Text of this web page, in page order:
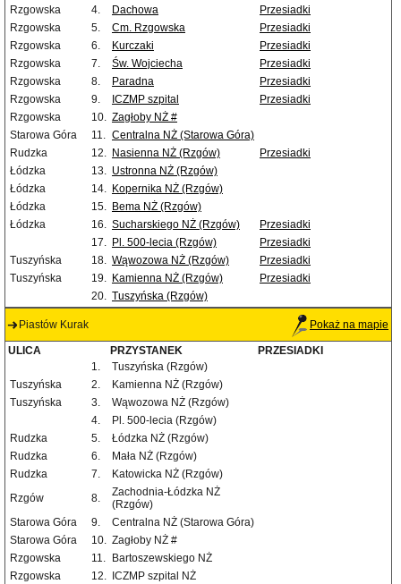
Rzgowska
4. Dachowa
Przesiadki
Rzgowska
5. Cm. Rzgowska
Przesiadki
Rzgowska
6. Kurczaki
Przesiadki
Rzgowska
7. Św. Wojciecha
Przesiadki
Rzgowska
8. Paradna
Przesiadki
Rzgowska
9. ICZMP szpital
Przesiadki
Rzgowska
10. Zagłoby NŻ #
Starowa Góra
11. Centralna NŻ (Starowa Góra)
Rudzka
12. Nasienna NŻ (Rzgów)
Przesiadki
Łódzka
13. Ustronna NŻ (Rzgów)
Łódzka
14. Kopernika NŻ (Rzgów)
Łódzka
15. Bema NŻ (Rzgów)
Łódzka
16. Sucharskiego NŻ (Rzgów)
Przesiadki
17. Pl. 500-lecia (Rzgów)
Przesiadki
Tuszyńska
18. Wąwozowa NŻ (Rzgów)
Przesiadki
Tuszyńska
19. Kamienna NŻ (Rzgów)
Przesiadki
20. Tuszyńska (Rzgów)
Piastów Kurak Pokaż na mapie
ULICA PRZYSTANEK
PRZESIADKI
1.
Tuszyńska (Rzgów)
Tuszyńska
2.
Kamienna NŻ (Rzgów)
Tuszyńska
3.
Wąwozowa NŻ (Rzgów)
4.
Pl. 500-lecia (Rzgów)
Rudzka
5.
Łódzka NŻ (Rzgów)
Rudzka
6.
Mała NŻ (Rzgów)
Rudzka
7.
Katowicka NŻ (Rzgów)
Rzgów
8.
Zachodnia-Łódzka NŻ
(Rzgów)
Starowa Góra
9.
Centralna NŻ (Starowa Góra)
Starowa Góra
10. Zagłoby NŻ #
Rzgowska
11.
Bartoszewskiego NŻ
Rzgowska
12.
ICZMP szpital NŻ